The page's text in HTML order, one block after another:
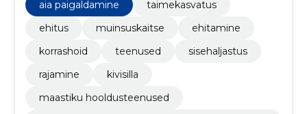
aia paigaldamine
taimekasvatus
ehitus
muinsuskaitse
ehitamine
korrashoid
teenused
sisehaljastus
rajamine
kivisilla
maastiku hooldusteenused